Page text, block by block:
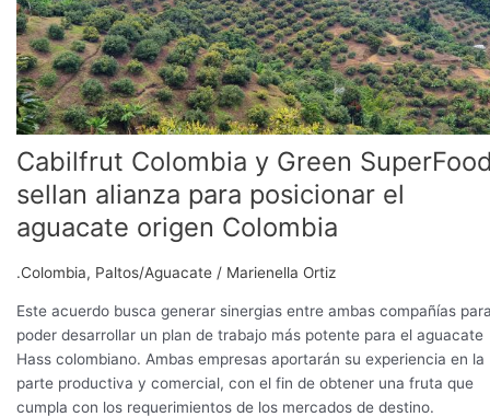
Cabilfrut Colombia y Green
sellan alianza para posicionar el
aguacate origen Colombia
.Colombia, Paltos/Aguacate / Marienella Ortiz
Este acuerdo busca generar sinergias entre ambas compañías
poder desarrollar un plan de trabajo más potente para el aguacate
Hass colombiano. Ambas empresas aportarán su experiencia en la
parte productiva y comercial, con el fin de obtener una fruta que
cumpla con los requerimientos de los mercados de destino.
SuperFood
sellan
alianza
para
posicionar
el
aguacate
Colombia